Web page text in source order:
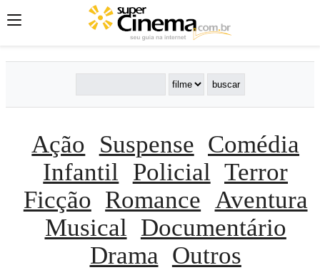
Ação Suspense Comédia
Infantil
Policial Terror
Ficção Romance Aventura
Musical
Documentário
Drama Outros